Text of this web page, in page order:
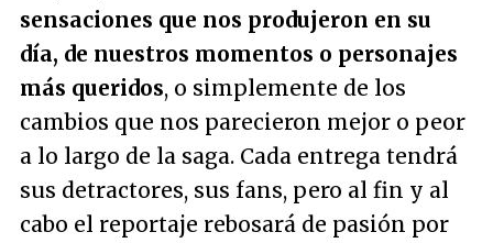
sensaciones que nos produjeron en su
día, de nuestros momentos o personajes
más queridos, o simplemente de los
cambios que nos parecieron mejor o peor
a lo largo de la saga. Cada entrega tendrá
sus detractores, sus fans, pero al fin y al
cabo el reportaje rebosará de pasión por